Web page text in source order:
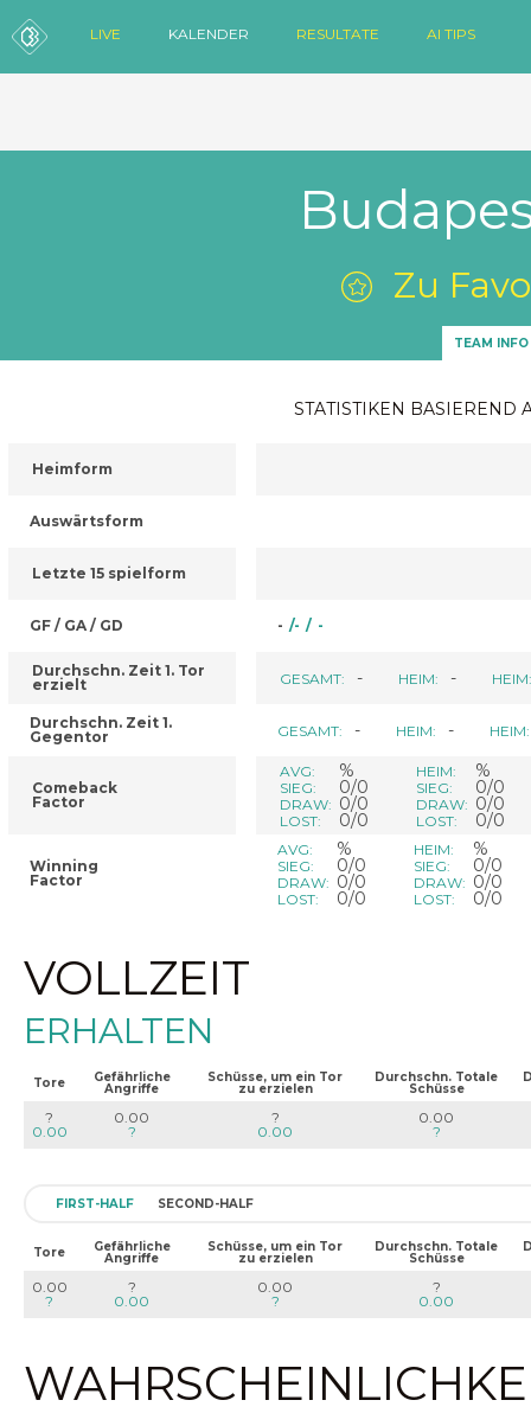
LIVE KALENDER RESULTATE AI TIPS
Zu
TEAM INFO
STATISTIKEN BASIEREND
Heimform
Auswärtsform
Letzte 15 spielform
GF / GA / GD
Durchschn. Zeit 1. Tor
erzielt
Durchschn. Zeit 1.
Gegentor
Comeback
Factor
Winning
Factor
- /- / -
GESAMT: - HEIM: - HEIM:
GESAMT: - HEIM: - HEIM:
AVG: %
SIEG: 0/0
DRAW: 0/0
LOST: 0/0
HEIM: %
SIEG: 0/0
DRAW: 0/0
LOST: 0/0
AVG: %
SIEG: 0/0
DRAW: 0/0
LOST: 0/0
HEIM: %
SIEG: 0/0
DRAW: 0/0
LOST: 0/0
VOLLZEIT
ERHALTEN
Tore Gefährliche
Angriffe
Schüsse, um ein Tor
zu erzielen
Durchschn. Totale
Schüsse
?
0.00
0.00
?
?
0.00
0.00
?
FIRST-HALF SECOND-HALF
Tore Gefährliche
Angriffe
Schüsse, um ein Tor
zu erzielen
Durchschn. Totale
Schüsse
0.00
?
?
0.00
0.00
?
?
0.00